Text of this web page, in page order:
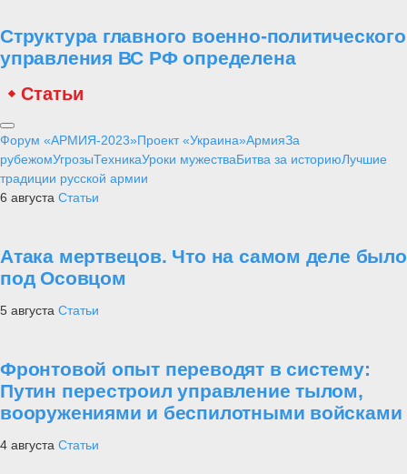
Структура главного военно-политического
управления ВС РФ определена
Статьи
Форум «АРМИЯ-2023»Проект «Украина»АрмияЗа
рубежомУгрозыТехникаУроки мужестваБитва за историюЛучшие
традиции русской армии
6 августа Статьи
Атака мертвецов. Что на самом деле было
под Осовцом
5 августа Статьи
Фронтовой опыт переводят в систему:
Путин перестроил управление тылом,
вооружениями и беспилотными войсками
4 августа Статьи